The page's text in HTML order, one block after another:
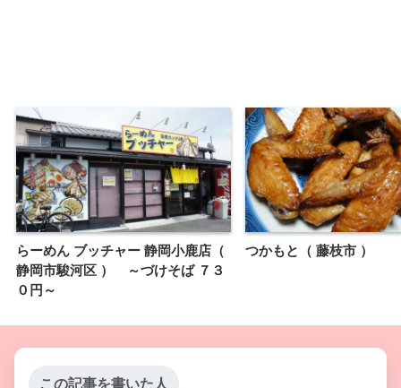
らーめん ブッチャー 静岡小鹿店（
静岡市駿河区 ） ～づけそば ７３
０円～
つかもと（ 藤枝市 ）
この記事を書いた人